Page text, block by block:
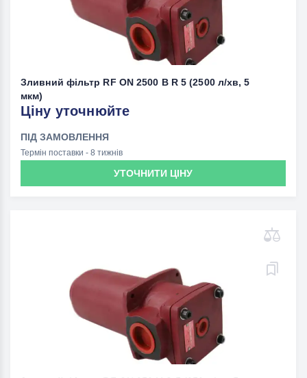
Зливний фільтр RF ON 2500 B R 5 (2500 л/хв, 5
мкм)
Ціну уточнюйте
ПІД ЗАМОВЛЕННЯ
Термін поставки - 8 тижнів
УТОЧНИТИ ЦІНУ